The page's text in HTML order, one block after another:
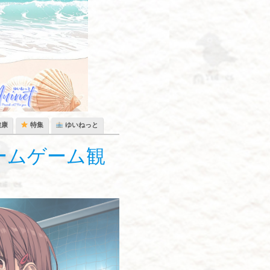
特集 ゆいねっと
ムゲーム観